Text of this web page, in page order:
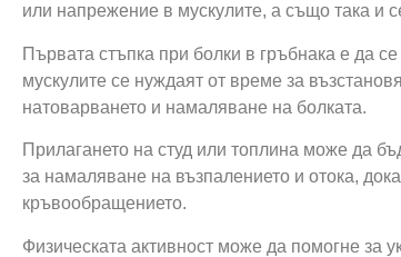
или напрежение в мускулите, а също така и
Първата стъпка при болки в гръбнака е да
мускулите се нуждаят от време за
натоварването и намаляване на болката.
Прилагането на студ или топлина може да
за намаляване на възпалението и отока,
кръвообращението.
Физическата активност може да помогне за